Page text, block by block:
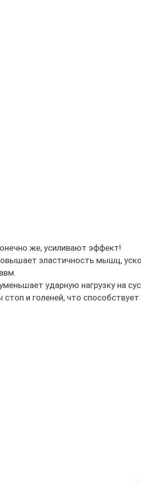
же, усиливают эффект!
эластичность мышц,
ударную нагрузку на
и голеней, что способствует